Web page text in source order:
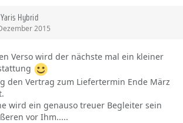
Hybrid
2015
Verso wird der nächste mal ein kleiner
den Vertrag zum Liefertermin Ende März
wird ein genauso treuer Begleiter sein
vor Ihm.....